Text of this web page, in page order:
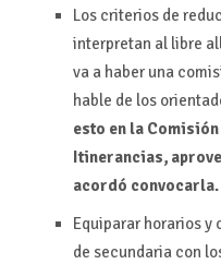
Los criterios de
interpretan al libre
va a haber una
hable de los
esto en la
Itinerancias,
acordó convocarla.
Equiparar horarios y
de secundaria con